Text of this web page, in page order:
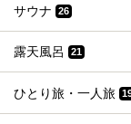
琲」
この
サウナ 26
露天風呂 21
ひとり旅・一人旅